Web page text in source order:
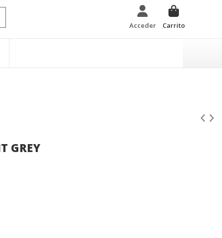
Acceder Carrito
GREY